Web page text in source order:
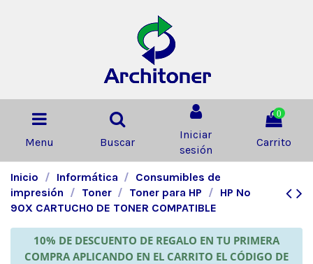
Menu Buscar
Iniciar
sesión
0
Carrito
Inicio Informática
Consumibles de
impresión
Toner Toner para HP
HP Nº
90X CARTUCHO DE TONER COMPATIBLE
10% DE DESCUENTO DE REGALO EN TU PRIMERA
COMPRA APLICANDO EN EL CARRITO EL CÓDIGO DE